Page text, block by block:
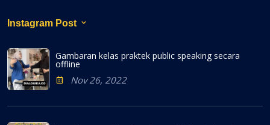
Instagram Post
Gambaran kelas praktek public speaking secara
offline
Nov 26, 2022